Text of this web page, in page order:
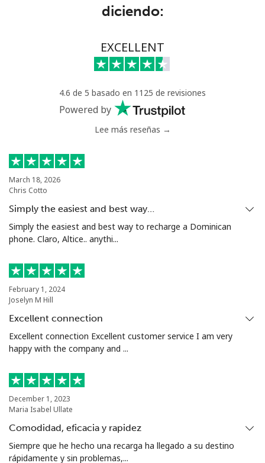
diciendo:
EXCELLENT
4.6 de 5 basado en 1125 de revisiones
Powered by
Lee más reseñas →
March 18, 2026
Chris Cotto
Simply the easiest and best way…
Simply the easiest and best way to recharge a Dominican
phone. Claro, Altice.. anythi...
February 1, 2024
Joselyn M Hill
Excellent connection
Excellent connection Excellent customer service I am very
happy with the company and ...
December 1, 2023
Maria Isabel Ullate
Comodidad, eficacia y rapidez
Siempre que he hecho una recarga ha llegado a su destino
rápidamente y sin problemas,...